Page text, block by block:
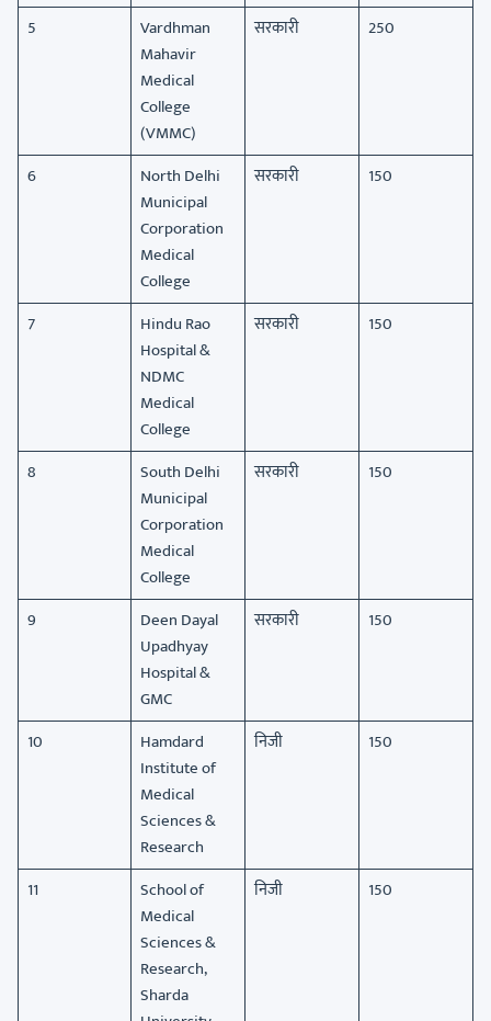
5
Vardhman
Mahavir
Medical
College
(VMMC)
सरकारी 250
6
North Delhi
Municipal
Corporation
Medical
College
सरकारी 150
7
Hindu Rao
Hospital &
NDMC
Medical
College
सरकारी 150
8
South Delhi
Municipal
Corporation
Medical
College
सरकारी 150
9
Deen Dayal
Upadhyay
Hospital &
GMC
सरकारी 150
10
Hamdard
Institute of
Medical
Sciences &
Research
निजी 150
11
School of
Medical
Sciences &
Research,
Sharda
निजी 150